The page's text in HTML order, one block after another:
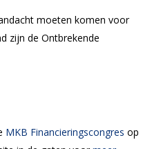
moeten komen voor
zijn de Ontbrekende
MKB Financieringscongres op